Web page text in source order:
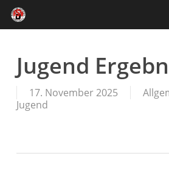
main
content
Jugend
17. November 2025
Jugend